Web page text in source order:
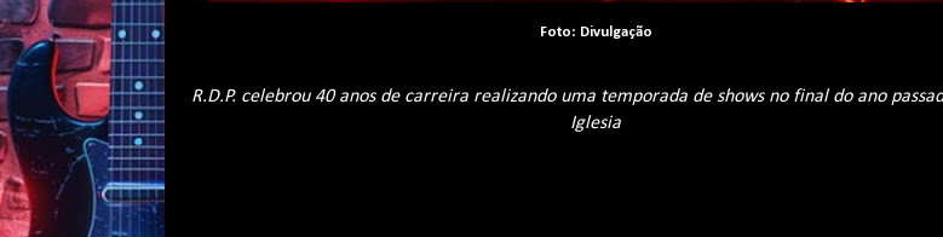
Foto: Divulgação
R.D.P. celebrou 40 anos de carreira realizando uma temporada de shows no final do ano
Iglesia